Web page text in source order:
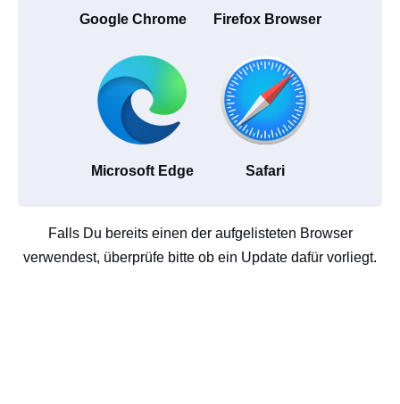
Google Chrome Firefox Browser
Microsoft Edge Safari
Falls Du bereits einen der aufgelisteten Browser
verwendest, überprüfe bitte ob ein Update dafür vorliegt.